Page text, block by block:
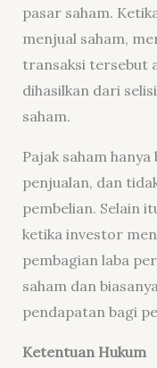
pasar saham.
menjual saham,
transaksi tersebut
dihasilkan dari
saham.
Pajak saham
penjualan, dan
pembelian. Selain
ketika investor
pembagian laba
saham dan
pendapatan bagi
Ketentuan Hukum